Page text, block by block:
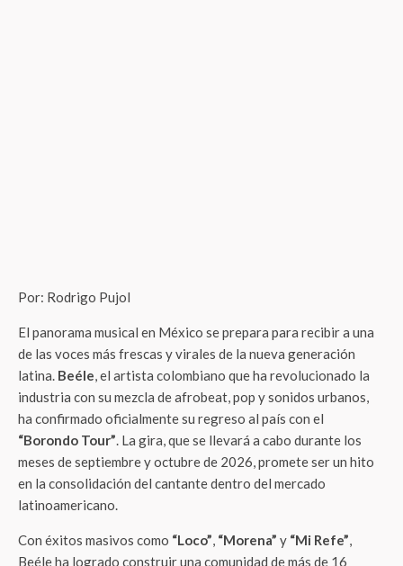
Por: Rodrigo Pujol
El panorama musical en México se prepara para recibir a una
de las voces más frescas y virales de la nueva generación
latina. Beéle, el artista colombiano que ha revolucionado la
industria con su mezcla de afrobeat, pop y sonidos urbanos,
ha confirmado oficialmente su regreso al país con el
“Borondo Tour”. La gira, que se llevará a cabo durante los
meses de septiembre y octubre de 2026, promete ser un hito
en la consolidación del cantante dentro del mercado
latinoamericano.
Con éxitos masivos como “Loco”, “Morena” y “Mi Refe”,
Beéle ha logrado construir una comunidad de más de 16